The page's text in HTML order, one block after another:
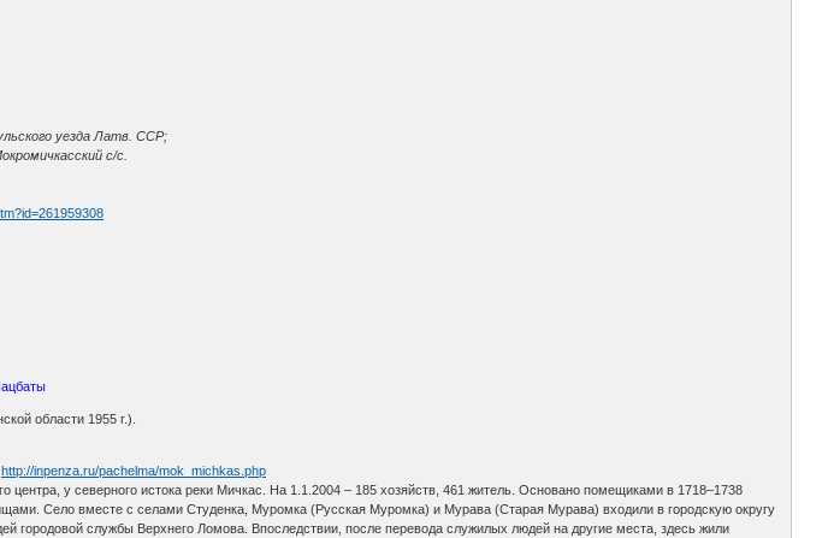
уезда Латв. ССР;
с/с.
области 1955 г.).
http://inpenza.ru/pachelma/mok_michkas.php
центра, у северного истока реки Мичкас. На 1.1.2004 – 185 хозяйств, 461 житель. Основано помещиками в 1718–1738
Село вместе с селами Студенка, Муромка (Русская Муромка) и Мурава (Старая Мурава) входили в городскую округу
городовой службы Верхнего Ломова. Впоследствии, после перевода служилых людей на другие места, здесь жили